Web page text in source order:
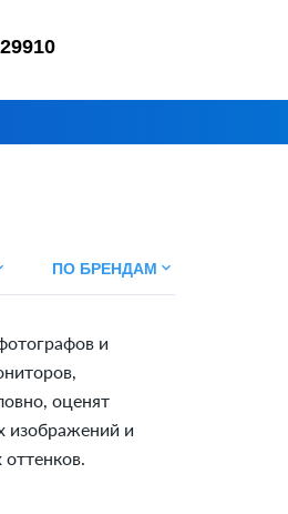
ПО БРЕНДАМ keyboard_arrow_down
и
оценят
изображений и